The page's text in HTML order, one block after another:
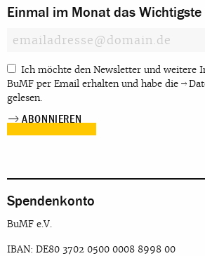
Einmal im Monat das
Ich möchte den Newsletter und weitere
BuMF per Email erhalten und habe die
gelesen.
Spendenkonto
BuMF e.V.
IBAN: DE80 3702 0500 0008 8998 00